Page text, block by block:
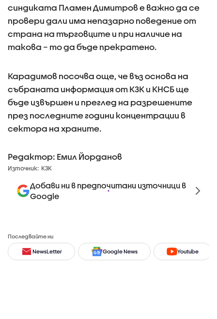
синдиката Пламен Димитров е важно да се
провери дали има непазарно поведение от
страна на търговците и при наличие на
такова – то да бъде прекратено.
Карадимов посочва още, че въз основа на
събраната информация от КЗК и КНСБ ще
бъде извършен и преглед на разрешените
през последните години концентрации в
сектора на храните.
Редактор: Емил Йорданов
Източник: КЗК
Добави ни в предпочитани източници в
Google
Последвайте ни
NewsLetter Google News Youtube